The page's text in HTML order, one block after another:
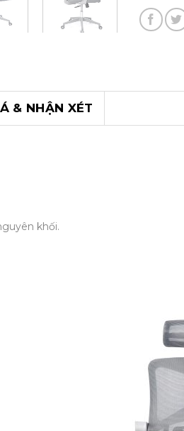
& NHẬN XÉT
khối.